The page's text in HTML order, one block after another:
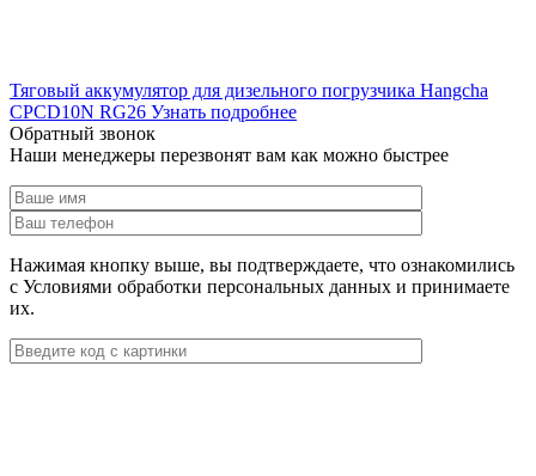
Тяговый аккумулятор для дизельного погрузчика Hangcha
CPCD10N RG26 Узнать подробнее
Обратный звонок
Наши менеджеры перезвонят вам как можно быстрее
Нажимая кнопку выше, вы подтверждаете, что ознакомились
с Условиями обработки персональных данных и принимаете
их.